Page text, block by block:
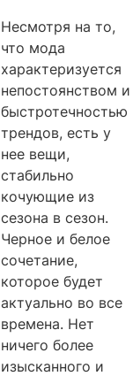
Несмотря на то,
что мода
характеризуется
непостоянством и
быстротечностью
трендов, есть у
нее вещи,
стабильно
кочующие из
сезона в сезон.
Черное и белое
сочетание,
которое будет
актуально во все
времена. Нет
ничего более
изысканного и